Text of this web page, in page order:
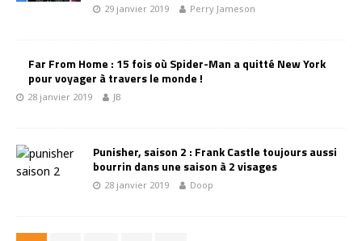
29 janvier 2019 Perry Jameson
Far From Home : 15 fois où Spider-Man a quitté New York
pour voyager à travers le monde !
28 janvier 2019 JB
Punisher, saison 2 : Frank Castle toujours aussi
bourrin dans une saison à 2 visages
28 janvier 2019 Doop